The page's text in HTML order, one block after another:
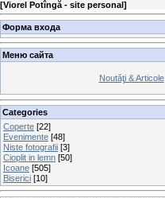
[Viorel Potîngă - site personal]
Форма входа
Меню сайта
Noutăţi & Articole
Categories
Coperte [22]
Evenimente [48]
Niste fotografii [3]
Cioplit in lemn [50]
Icoane [505]
Biserici [10]